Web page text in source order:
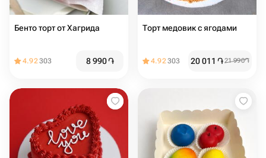
Бенто торт от Хагрида
4.92303 8 990֏
Торт медовик с ягодами
4.92303 20 011 ֏21 990֏